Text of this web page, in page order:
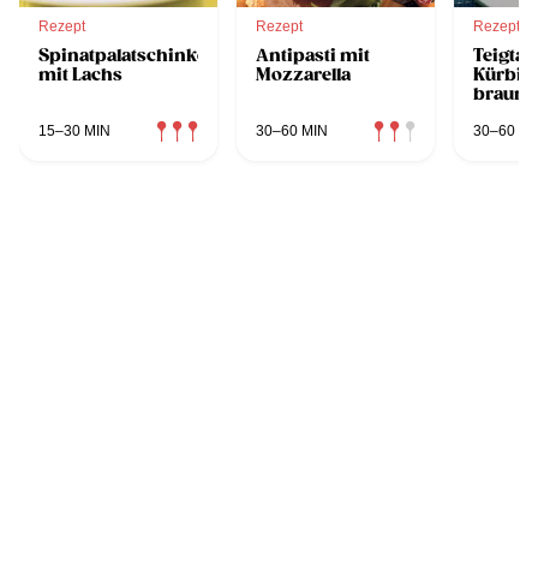
Rezept
Spinatpalatschinken
mit Lachs
15–30 MIN
Rezept
Antipasti mit
Mozzarella
30–60 MIN
Rezept
30–60